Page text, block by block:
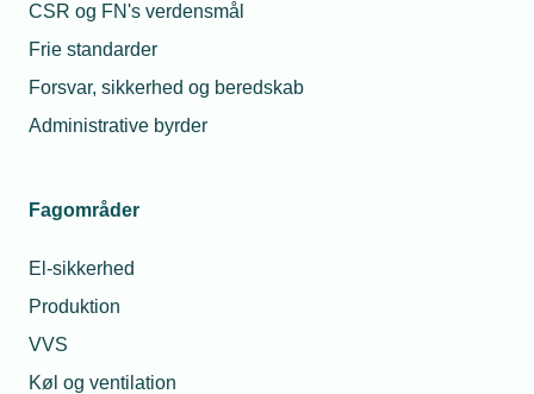
CSR og FN's verdensmål
Frie standarder
Forsvar, sikkerhed og beredskab
Administrative byrder
Fagområder
El-sikkerhed
Produktion
VVS
Køl og ventilation